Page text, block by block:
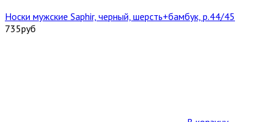
Носки мужские Saphir, черный, шерсть+бамбук, р.44/45
735руб